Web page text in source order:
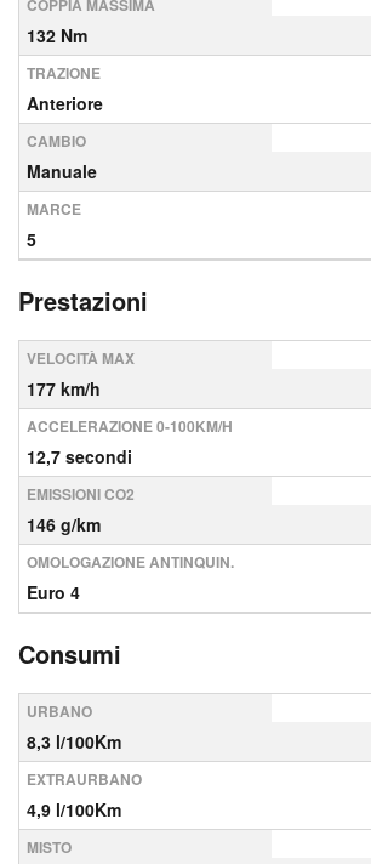
COPPIA MASSIMA
132 Nm
TRAZIONE
Anteriore
CAMBIO
Manuale
MARCE
5
Prestazioni
VELOCITÀ MAX
177 km/h
ACCELERAZIONE 0-100KM/H
12,7 secondi
EMISSIONI CO2
146 g/km
OMOLOGAZIONE ANTINQUIN.
Euro 4
Consumi
URBANO
8,3 l/100Km
EXTRAURBANO
4,9 l/100Km
MISTO